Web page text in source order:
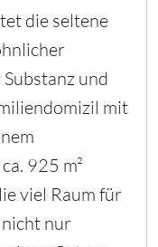
die seltene
und
mit
925 m²
viel Raum für
nur